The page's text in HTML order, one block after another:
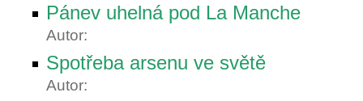
Pánev uhelná pod La Manche
Autor:
Spotřeba arsenu ve světě
Autor: